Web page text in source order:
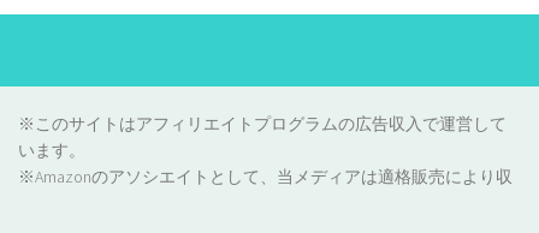
※このサイトはアフィリエイトプログラムの広告収入で運営して
います。
※Amazonのアソシエイトとして、当メディアは適格販売により収